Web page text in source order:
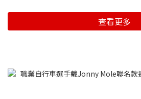
查看更多